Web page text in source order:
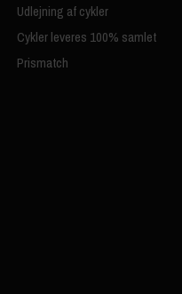
Udlejning af cykler
Cykler leveres 100% samlet
Prismatch